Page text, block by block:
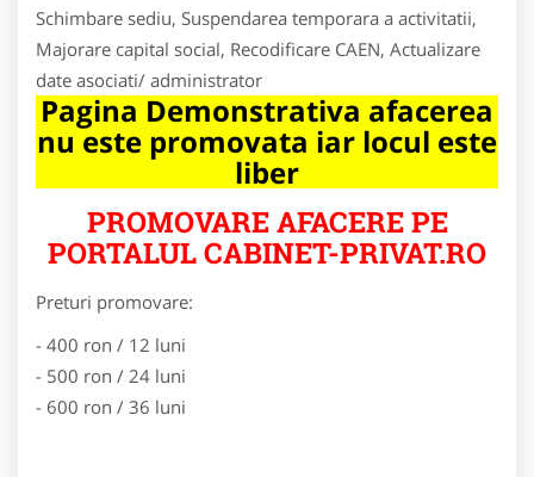
Schimbare sediu, Suspendarea temporara a activitatii,
Majorare capital social, Recodificare CAEN, Actualizare
date asociati/ administrator
Pagina Demonstrativa afacerea
nu este promovata iar locul este
liber
PROMOVARE AFACERE PE
PORTALUL CABINET-PRIVAT.RO
Preturi promovare:
- 400 ron / 12 luni
- 500 ron / 24 luni
- 600 ron / 36 luni